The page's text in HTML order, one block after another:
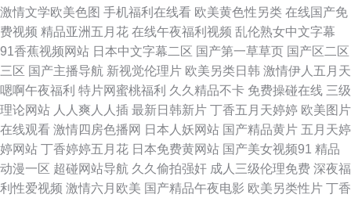
青草免费在线视频 国产精品啪啪在线 亚洲欧美综合第3页 亚洲国产欧美日本
婷婷成人福利导航 久久五月激情网 a片网址久久爱 牛牛一区二区三区四区五
区六区 天堂网国产精品 久草网综合 97a在线视频 精品九九性色一级9 探花精
选专区 国产超碰福利在线 91社区在线视频 大香蕉依草在线 日韩激情在烧 含
羞草十八禁 91豆花影院 97超碰老师 欧美性交F 久草在线专区 97人人97人人
激情文学欧美色图 手机福利在线看 欧美黄色性另类 在线国产免
费视频 精品亚洲五月花 在线午夜福利视频 乱伦熟女中文字幕
91香蕉视频网站 日本中文字幕二区 国产第一草草页 国产区二区
三区 国产主播导航 新视觉伦理片 欧美另类日韩 激情伊人五月天
嗯啊午夜福利 特片网蜜桃福利 久久精品不卡 免费操碰在线 三级
理论网站 人人爽人人插 最新日韩新片 丁香五月天婷婷 欧美图片
在线观看 激情四房色播网 日本人妖网站 国产精品黄片 五月天婷
婷网站 丁香婷婷五月花 日本免费黄网站 国产美女视频91 精品
动漫一区 超碰网站导航 久久偷拍强奸 成人三级伦理免费 深夜福
利性爱视频 激情六月欧美 国产精品午夜电影 欧美另类性片 丁香